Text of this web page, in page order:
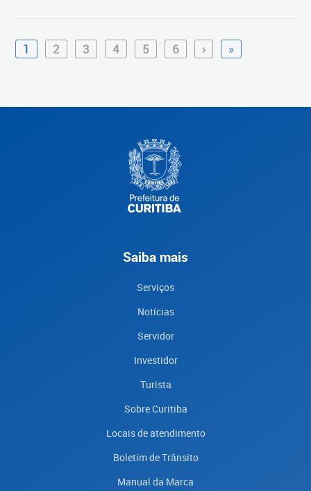
1 2 3 4 5 6 › »
Saiba mais
Serviços
Notícias
Servidor
Investidor
Turista
Sobre Curitiba
Locais de atendimento
Boletim de Trânsito
Manual da Marca